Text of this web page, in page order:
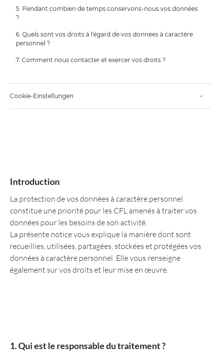
5. Pendant combien de temps conservons-nous vos données
?
6. Quels sont vos droits à l'égard de vos données à caractère
personnel ?
7. Comment nous contacter et exercer vos droits ?
Cookie-Einstellungen
Introduction
La protection de vos données à caractère personnel
constitue une priorité pour les CFL amenés à traiter vos
données pour les besoins de son activité.
La présente notice vous explique la manière dont sont
recueillies, utilisées, partagées, stockées et protégées vos
données à caractère personnel. Elle vous renseigne
également sur vos droits et leur mise en œuvre.
1. Qui est le responsable du traitement ?